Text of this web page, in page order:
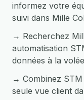
informez votre
suivi dans Mille
→ Recherchez
automatisation
données à la
→ Combinez STM
seule vue client